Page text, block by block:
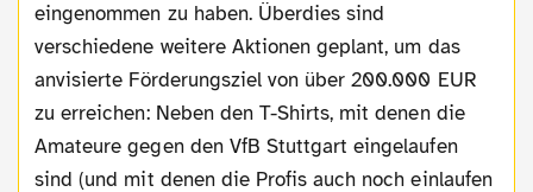
eingenommen zu haben. Überdies sind
verschiedene weitere Aktionen geplant, um das
anvisierte Förderungsziel von über 200.000 EUR
zu erreichen: Neben den T-Shirts, mit denen die
Amateure gegen den VfB Stuttgart eingelaufen
sind (und mit denen die Profis auch noch einlaufen